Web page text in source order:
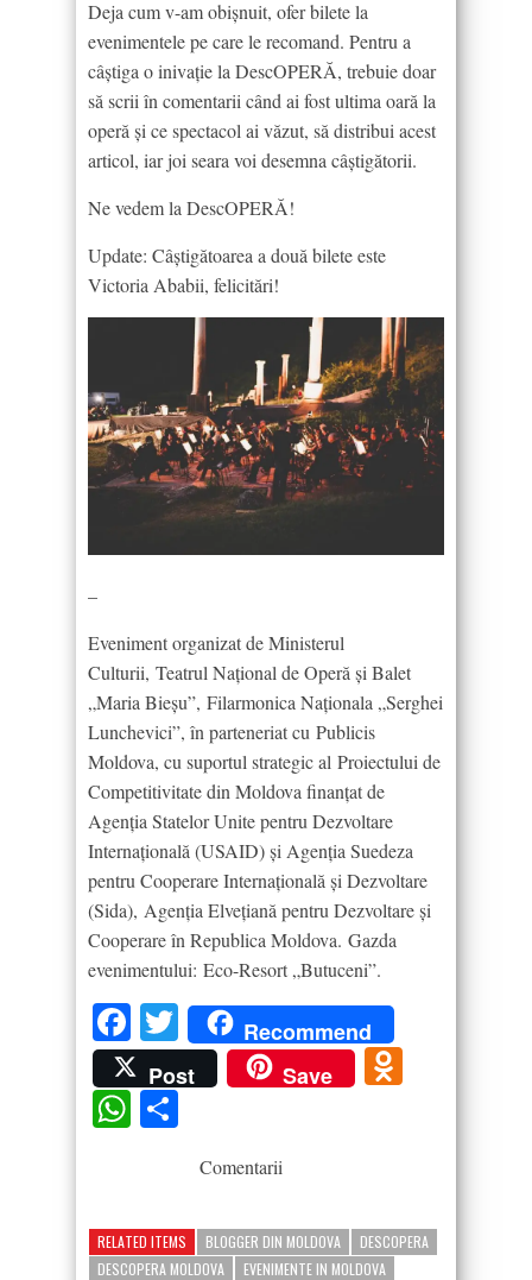
Deja cum v-am obişnuit, ofer bilete la
evenimentele pe care le recomand. Pentru a
câştiga o inivaţie la DescOPERĂ, trebuie doar
să scrii în comentarii când ai fost ultima oară la
operă şi ce spectacol ai văzut, să distribui acest
articol, iar joi seara voi desemna câştigătorii.
Ne vedem la DescOPERĂ!
Update: Câştigătoarea a două bilete este
Victoria Ababii, felicitări!
–
Eveniment organizat de Ministerul
Culturii, Teatrul Național de Operă și Balet
„Maria Bieșu”, Filarmonica Naționala „Serghei
Lunchevici”, în parteneriat cu Publicis
Moldova, cu suportul strategic al Proiectului de
Competitivitate din Moldova finanțat de
Agenția Statelor Unite pentru Dezvoltare
Internațională (USAID) și Agenția Suedeza
pentru Cooperare Internațională și Dezvoltare
(Sida), Agenţia Elveţiană pentru Dezvoltare şi
Cooperare în Republica Moldova. Gazda
evenimentului: Eco-Resort „Butuceni”.
Facebook
TwitterRecommend
Post
Save
WhatsApp
Comentarii
RELATED ITEMS BLOGGER DIN MOLDOVA
DESCOPERA
DESCOPERA MOLDOVA
EVENIMENTE IN MOLDOVA